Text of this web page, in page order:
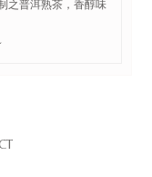
之普洱熟茶，香醇味